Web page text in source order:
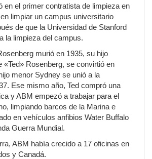
en el primer contratista de limpieza en
limpiar un campus universitario
de que la Universidad de Stanford
la limpieza del campus.
murió en 1935, su hijo
«Ted» Rosenberg, se convirtió en
menor Sydney se unió a la
Ese mismo año, Ted compró una
y ABM empezó a trabajar para el
limpiando barcos de la Marina e
en vehículos anfibios Water Buffalo
Guerra Mundial.
ABM había crecido a 17 oficinas en
y Canadá.